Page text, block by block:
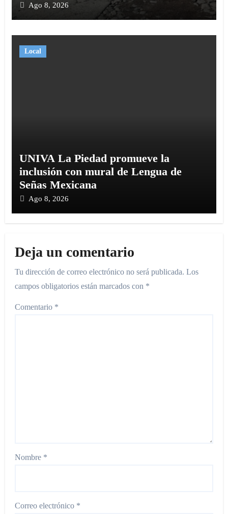
Ago 8, 2026
Local
UNIVA La Piedad promueve la
inclusión con mural de Lengua de
Señas Mexicana
Ago 8, 2026
Deja un comentario
Tu dirección de correo electrónico no será publicada. Los
campos obligatorios están marcados con *
Comentario *
Nombre *
Correo electrónico *